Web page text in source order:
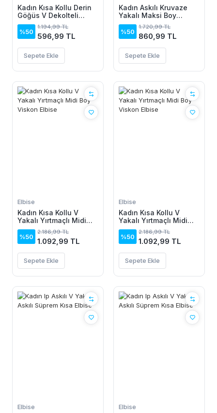
Kadın Kısa Kollu Derin
Göğüs V Dekolteli
önden Düğmeli Leopar
Desenli Kısa Süprem
Elbise
%50
1.194,99 TL
596,99 TL
Sepete Ekle
Kadın Askılı Kruvaze
Yakalı Maksi Boy
Janjan Krep Elbise
%50
1.720,99 TL
860,99 TL
Sepete Ekle
Elbise
Kadın Kısa Kollu V
Yakalı Yırtmaçlı Midi
Boy Viskon Elbise
%50
2.186,99 TL
1.092,99 TL
Sepete Ekle
Elbise
Kadın Kısa Kollu V
Yakalı Yırtmaçlı Midi
Boy Viskon Elbise
%50
2.186,99 TL
1.092,99 TL
Sepete Ekle
Elbise Elbise